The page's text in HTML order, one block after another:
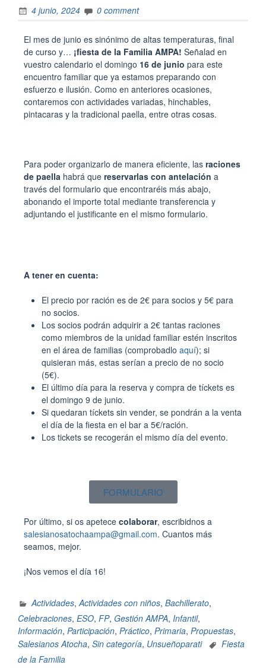
4 junio, 2024 0 comment
El mes de junio es sinónimo de altas temperaturas, final
de curso y… ¡fiesta de la Familia AMPA! Señalad en
vuestro calendario el domingo 16 de junio para este
encuentro familiar que ya estamos preparando con
esfuerzo e ilusión. Como en anteriores ocasiones,
contaremos con actividades variadas, hinchables,
pintacaras y la tradicional paella, entre otras cosas.
Para poder organizarlo de manera eficiente, las raciones
de paella habrá que reservarlas con antelación a
través del formulario que encontraréis más abajo,
abonando el importe total mediante transferencia y
adjuntando el justificante en el mismo formulario.
A tener en cuenta:
El precio por ración es de 2€ para socios y 5€ para
no socios.
Los socios podrán adquirir a 2€ tantas raciones
como miembros de la unidad familiar estén inscritos
en el área de familias (comprobadlo aquí); si
quisieran más, estas serían a precio de no socio
(5€).
El último día para la reserva y compra de tíckets es
el domingo 9 de junio.
Si quedaran tíckets sin vender, se pondrán a la venta
el día de la fiesta en el bar a 5€/ración.
Los tickets se recogerán el mismo día del evento.
FORMULARIO
Por último, si os apetece colaborar, escribidnos a
salesianosatochaampa@gmail.com. Cuantos más
seamos, mejor.
¡Nos vemos el día 16!
Actividades,Actividades con niños, Bachillerato,
Celebraciones, ESO, FP, Gestión AMPA, Infantil,
Información, Participación, Práctico, Primaria, Propuestas,
Salesianos Atocha, Sin categoría, Unsueñoparati
Fiesta
de la Familia